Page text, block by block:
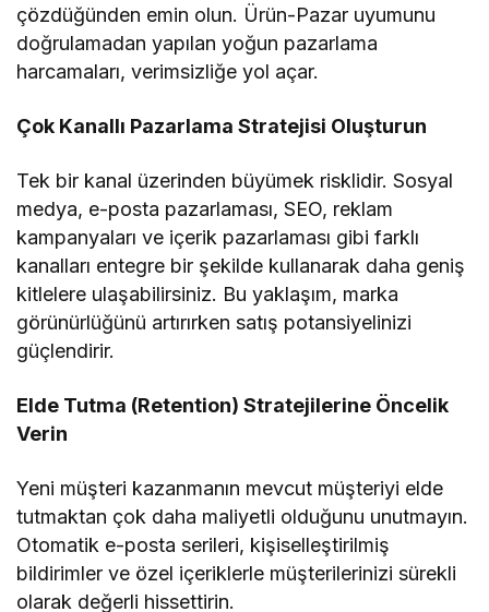
çözdüğünden emin olun. Ürün-Pazar uyumunu
doğrulamadan yapılan yoğun pazarlama
harcamaları, verimsizliğe yol açar.
Çok Kanallı Pazarlama Stratejisi Oluşturun
Tek bir kanal üzerinden büyümek risklidir. Sosyal
medya, e-posta pazarlaması, SEO, reklam
kampanyaları ve içerik pazarlaması gibi farklı
kanalları entegre bir şekilde kullanarak daha geniş
kitlelere ulaşabilirsiniz. Bu yaklaşım, marka
görünürlüğünü artırırken satış potansiyelinizi
güçlendirir.
Elde Tutma (Retention) Stratejilerine Öncelik
Verin
Yeni müşteri kazanmanın mevcut müşteriyi elde
tutmaktan çok daha maliyetli olduğunu unutmayın.
Otomatik e-posta serileri, kişiselleştirilmiş
bildirimler ve özel içeriklerle müşterilerinizi sürekli
olarak değerli hissettirin.